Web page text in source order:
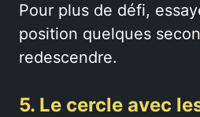
Pour plus de défi,
position quelques
redescendre.
5. Le cercle avec